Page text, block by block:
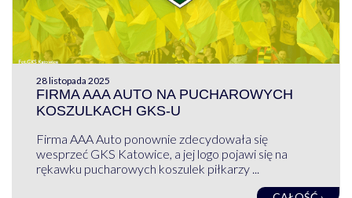
28 listopada 2025
FIRMA AAA AUTO NA PUCHAROWYCH
KOSZULKACH GKS-U
Firma AAA Auto ponownie zdecydowała się
wesprzeć GKS Katowice, a jej logo pojawi się na
rękawku pucharowych koszulek piłkarzy ...